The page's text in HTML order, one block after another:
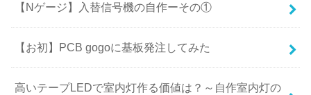
【Nゲージ】入替信号機の自作ーその①
【お初】PCB gogoに基板発注してみた
高いテープLEDで室内灯作る価値は？～自作室内灯の